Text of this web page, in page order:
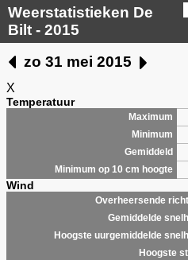
Weerstatistieken De
Bilt - 2015
zo 31 mei 2015
X
Temperatuur
Maximum
Minimum
Gemiddeld
Minimum op 10 cm hoogte
Wind
Overheersende
Gemiddelde
Hoogste uurgemiddelde
Hoogste